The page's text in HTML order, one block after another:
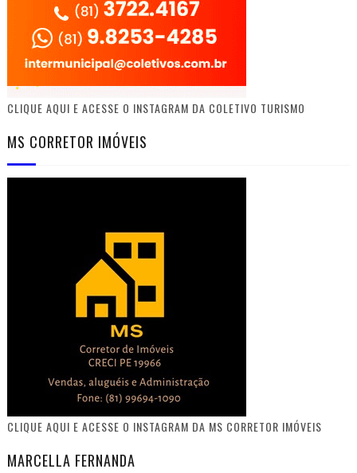
CLIQUE AQUI E ACESSE O INSTAGRAM DA COLETIVO TURISMO
MS CORRETOR IMÓVEIS
CLIQUE AQUI E ACESSE O INSTAGRAM DA MS CORRETOR IMÓVEIS
MARCELLA FERNANDA